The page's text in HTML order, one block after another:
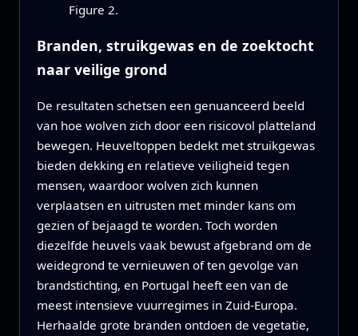
Figure 2.
Branden, struikgewas en de zoektocht
naar veilige grond
De resultaten schetsen een genuanceerd beeld
van hoe wolven zich door een risicovol platteland
bewegen. Heuveltoppen bedekt met struikgewas
bieden dekking en relatieve veiligheid tegen
mensen, waardoor wolven zich kunnen
verplaatsen en uitrusten met minder kans om
gezien of bejaagd te worden. Toch worden
diezelfde heuvels vaak bewust afgebrand om de
weidegrond te vernieuwen of ten gevolge van
brandstichting, en Portugal heeft een van de
meest intensieve vuurregimes in Zuid‑Europa.
Herhaalde grote branden ontdoen de vegetatie,